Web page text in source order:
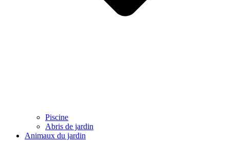
Piscine
Abris de jardin
Animaux du jardin